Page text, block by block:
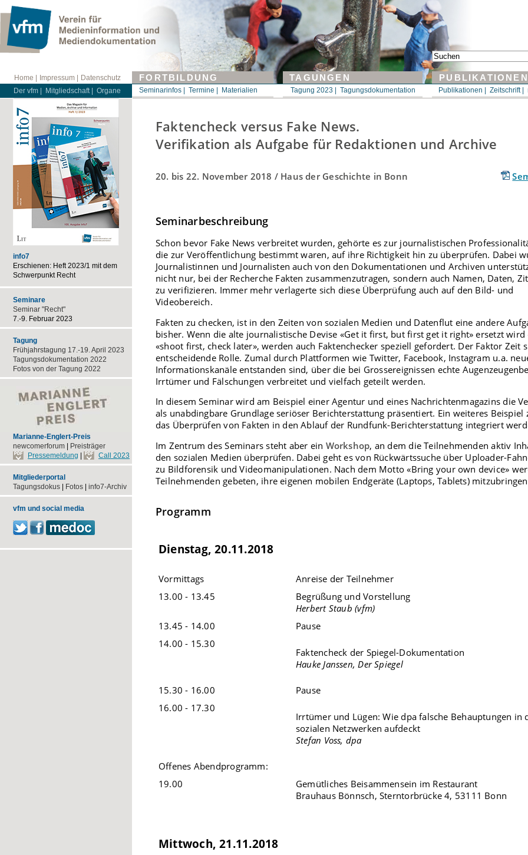
Home | Impressum |
Datenschutz
Der vfm |
Mitgliedschaft | Organe
FORTBILDUNG
Seminarinfos | Termine | Materialien
TAGUNGEN
Tagung 2023 | Tagungsdokumentation
PUBLIKATIONEN
Publikationen | Zeitschrift |
info7
Erschienen: Heft 2023/1 mit dem
Schwerpunkt Recht
Seminare
Seminar "Recht"
7.-9. Februar 2023
Tagung
Frühjahrstagung 17.-19. April 2023
Tagungsdokumentation 2022
Fotos von der Tagung 2022
Marianne-Englert-Preis
newcomerforum
Preisträger
Pressemeldung
Call 2023
Mitgliederportal
Tagungsdokus
Fotos info7-Archiv
vfm und social media
Faktencheck versus Fake News.
Verifikation als Aufgabe für Redaktionen und Archive
20. bis 22. November 2018 / Haus der Geschichte in Bonn
Seminarbeschreibung
Schon bevor Fake News verbreitet wurden, gehörte es zur journalistischen
die zur Veröffentlichung bestimmt waren, auf ihre Richtigkeit hin zu überprüfen. Dabei
Journalistinnen und Journalisten auch von den Dokumentationen und Archiven
nicht nur, bei der Recherche Fakten zusammenzutragen, sondern auch Namen, Daten,
zu verifizieren. Immer mehr verlagerte sich diese Überprüfung auch auf den Bild- und
Videobereich.
Fakten zu checken, ist in den Zeiten von sozialen Medien und Datenflut eine andere
bisher. Wenn die alte journalistische Devise «Get it first, but first get it right» ersetzt wird
«shoot first, check later», werden auch Faktenchecker speziell gefordert. Der Faktor Zeit
entscheidende Rolle. Zumal durch Plattformen wie Twitter, Facebook, Instagram u.a.
Informationskanäle entstanden sind, über die bei Grossereignissen echte
Irrtümer und Fälschungen verbreitet und vielfach geteilt werden.
In diesem Seminar wird am Beispiel einer Agentur und eines Nachrichtenmagazins die
als unabdingbare Grundlage seriöser Berichterstattung präsentiert. Ein weiteres Beispiel
das Überprüfen von Fakten in den Ablauf der Rundfunk-Berichterstattung integriert
Im Zentrum des Seminars steht aber ein Workshop, an dem die Teilnehmenden aktiv
den sozialen Medien überprüfen. Dabei geht es von Rückwärtssuche über Uploader-
zu Bildforensik und Videomanipulationen. Nach dem Motto «Bring your own device»
Teilnehmenden gebeten, ihre eigenen mobilen Endgeräte (Laptops, Tablets)
Programm
Dienstag, 20.11.2018
Vormittags
Anreise der Teilnehmer
13.00 - 13.45
Begrüßung und Vorstellung
Herbert Staub (vfm)
13.45 - 14.00
Pause
14.00 - 15.30
Faktencheck der Spiegel-Dokumentation
Hauke Janssen, Der Spiegel
15.30 - 16.00
Pause
16.00 - 17.30
Irrtümer und Lügen: Wie dpa falsche Behauptungen in
sozialen Netzwerken aufdeckt
Stefan Voss, dpa
Offenes Abendprogramm:
19.00
Gemütliches Beisammensein im Restaurant
Brauhaus Bönnsch, Sterntorbrücke 4, 53111 Bonn
Mittwoch, 21.11.2018